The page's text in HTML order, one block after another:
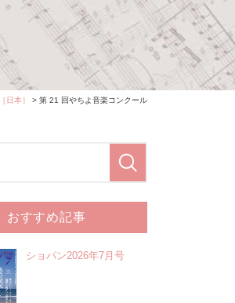
日本］ > 第 21 回やちよ音楽コンクール
おすすめ記事
ショパン2026年7月号